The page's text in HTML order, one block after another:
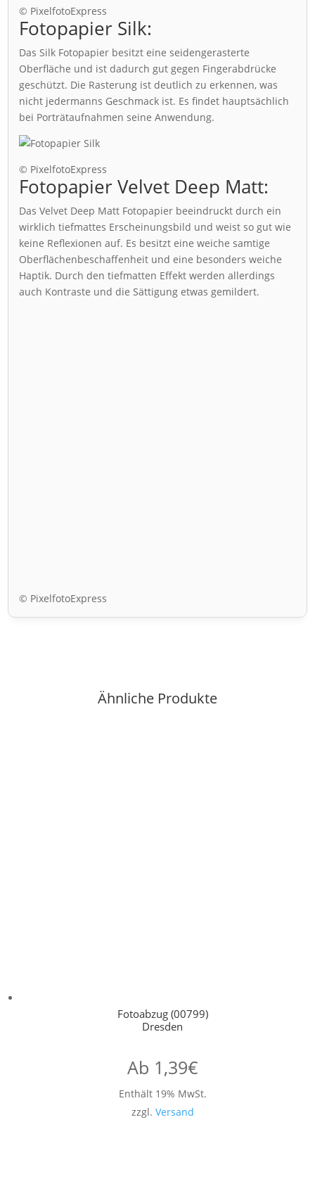
© PixelfotoExpress
Fotopapier Silk:
Das Silk Fotopapier besitzt eine seidengerasterte
Oberfläche und ist dadurch gut gegen Fingerabdrücke
geschützt. Die Rasterung ist deutlich zu erkennen, was
nicht jedermanns Geschmack ist. Es findet hauptsächlich
bei Porträtaufnahmen seine Anwendung.
© PixelfotoExpress
Fotopapier Velvet Deep Matt:
Das Velvet Deep Matt Fotopapier beeindruckt durch ein
wirklich tiefmattes Erscheinungsbild und weist so gut wie
keine Reflexionen auf. Es besitzt eine weiche samtige
Oberflächenbeschaffenheit und eine besonders weiche
Haptik. Durch den tiefmatten Effekt werden allerdings
auch Kontraste und die Sättigung etwas gemildert.
© PixelfotoExpress
Ähnliche Produkte
Fotoabzug (00799)
Dresden
Ab 1,39€
Enthält 19% MwSt.
zzgl. Versand